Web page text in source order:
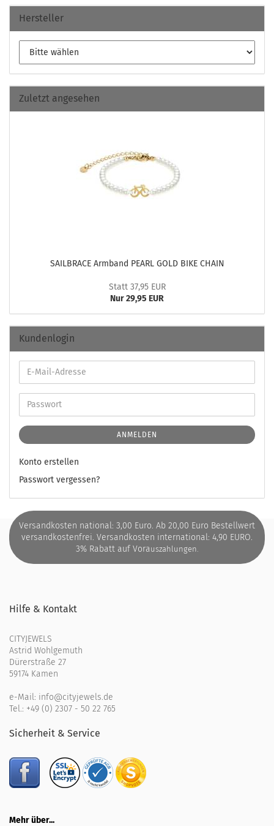
Hersteller
Zuletzt angesehen
SAILBRACE Arm­band PEARL GOLD BIKE CHAIN
Statt 37,95 EUR
Nur 29,95 EUR
Kundenlogin
ANMELDEN
Konto erstellen
Passwort vergessen?
Versandkosten national: 3,00 Euro. Ab 20,00 Euro Bestellwert
versandkostenfrei. Versandkosten international: 4,90 EURO.
3% Rabatt auf Vorauszahlungen.
Hilfe & Kontakt
CITYJEWELS
Astrid Wohlgemuth
Dürerstraße 27
59174 Kamen
e-Mail: info@cityjewels.de
Tel.: +49 (0) 2307 - 50 22 765
Sicherheit & Service
Mehr über...